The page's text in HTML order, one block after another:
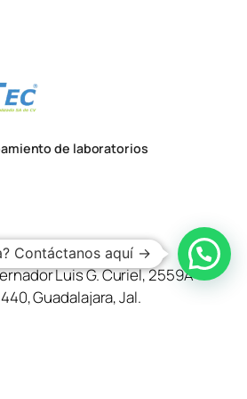
de laboratorios
,33 3620 1215
Luis G. Curiel, 2559A
Guadalajara, Jal.
Contáctanos aquí →